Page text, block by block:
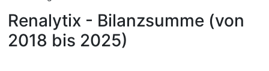
Renalytix - Bilanzsumme (von
2018 bis 2025)